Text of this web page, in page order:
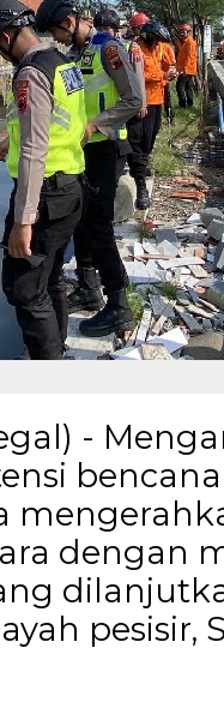
-
dengan
pesisir,